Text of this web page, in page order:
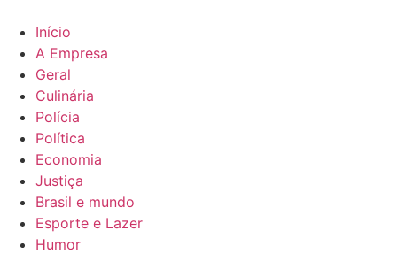
para
conteúdo
Início
A Empresa
Geral
Culinária
Polícia
Política
Economia
Justiça
Brasil e mundo
Esporte e Lazer
Humor